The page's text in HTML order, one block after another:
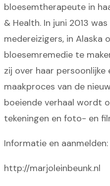
bloesemtherapeute in
& Health. In juni 2013
medereizigers, in Alaska
bloesemremedie te
zij over haar persoonlijke
maakproces van de
boeiende verhaal wordt
tekeningen en foto- en
Informatie en aanmelden:
http://marjoleinbeunk.nl